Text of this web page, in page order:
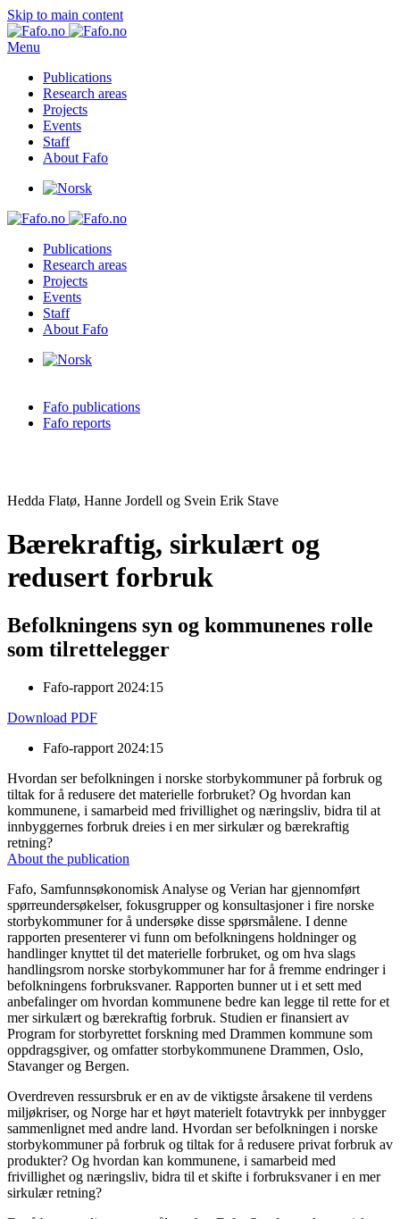
Skip to main content
Menu
Publications
Research areas
Projects
Events
Staff
About Fafo
Publications
Research areas
Projects
Events
Staff
About Fafo
Fafo publications
Fafo reports
Hedda Flatø, Hanne Jordell og Svein Erik Stave
Bærekraftig, sirkulært og
redusert forbruk
Befolkningens syn og kommunenes rolle
som tilrettelegger
Fafo-rapport 2024:15
Download PDF
Fafo-rapport 2024:15
Hvordan ser befolkningen i norske storbykommuner på forbruk og
tiltak for å redusere det materielle forbruket? Og hvordan kan
kommunene, i samarbeid med frivillighet og næringsliv, bidra til at
innbyggernes forbruk dreies i en mer sirkulær og bærekraftig
retning?
About the publication
Fafo, Samfunnsøkonomisk Analyse og Verian har gjennomført
spørreundersøkelser, fokusgrupper og konsultasjoner i fire norske
storbykommuner for å undersøke disse spørsmålene. I denne
rapporten presenterer vi funn om befolkningens holdninger og
handlinger knyttet til det materielle forbruket, og om hva slags
handlingsrom norske storbykommuner har for å fremme endringer i
befolkningens forbruksvaner. Rapporten bunner ut i et sett med
anbefalinger om hvordan kommunene bedre kan legge til rette for et
mer sirkulært og bærekraftig forbruk. Studien er finansiert av
Program for storbyrettet forskning med Drammen kommune som
oppdragsgiver, og omfatter storbykommunene Drammen, Oslo,
Stavanger og Bergen.
Overdreven ressursbruk er en av de viktigste årsakene til verdens
miljøkriser, og Norge har et høyt materielt fotavtrykk per innbygger
sammenlignet med andre land. Hvordan ser befolkningen i norske
storbykommuner på forbruk og tiltak for å redusere privat forbruk av
produkter? Og hvordan kan kommunene, i samarbeid med
frivillighet og næringsliv, bidra til et skifte i forbruksvaner i en mer
sirkulær retning?